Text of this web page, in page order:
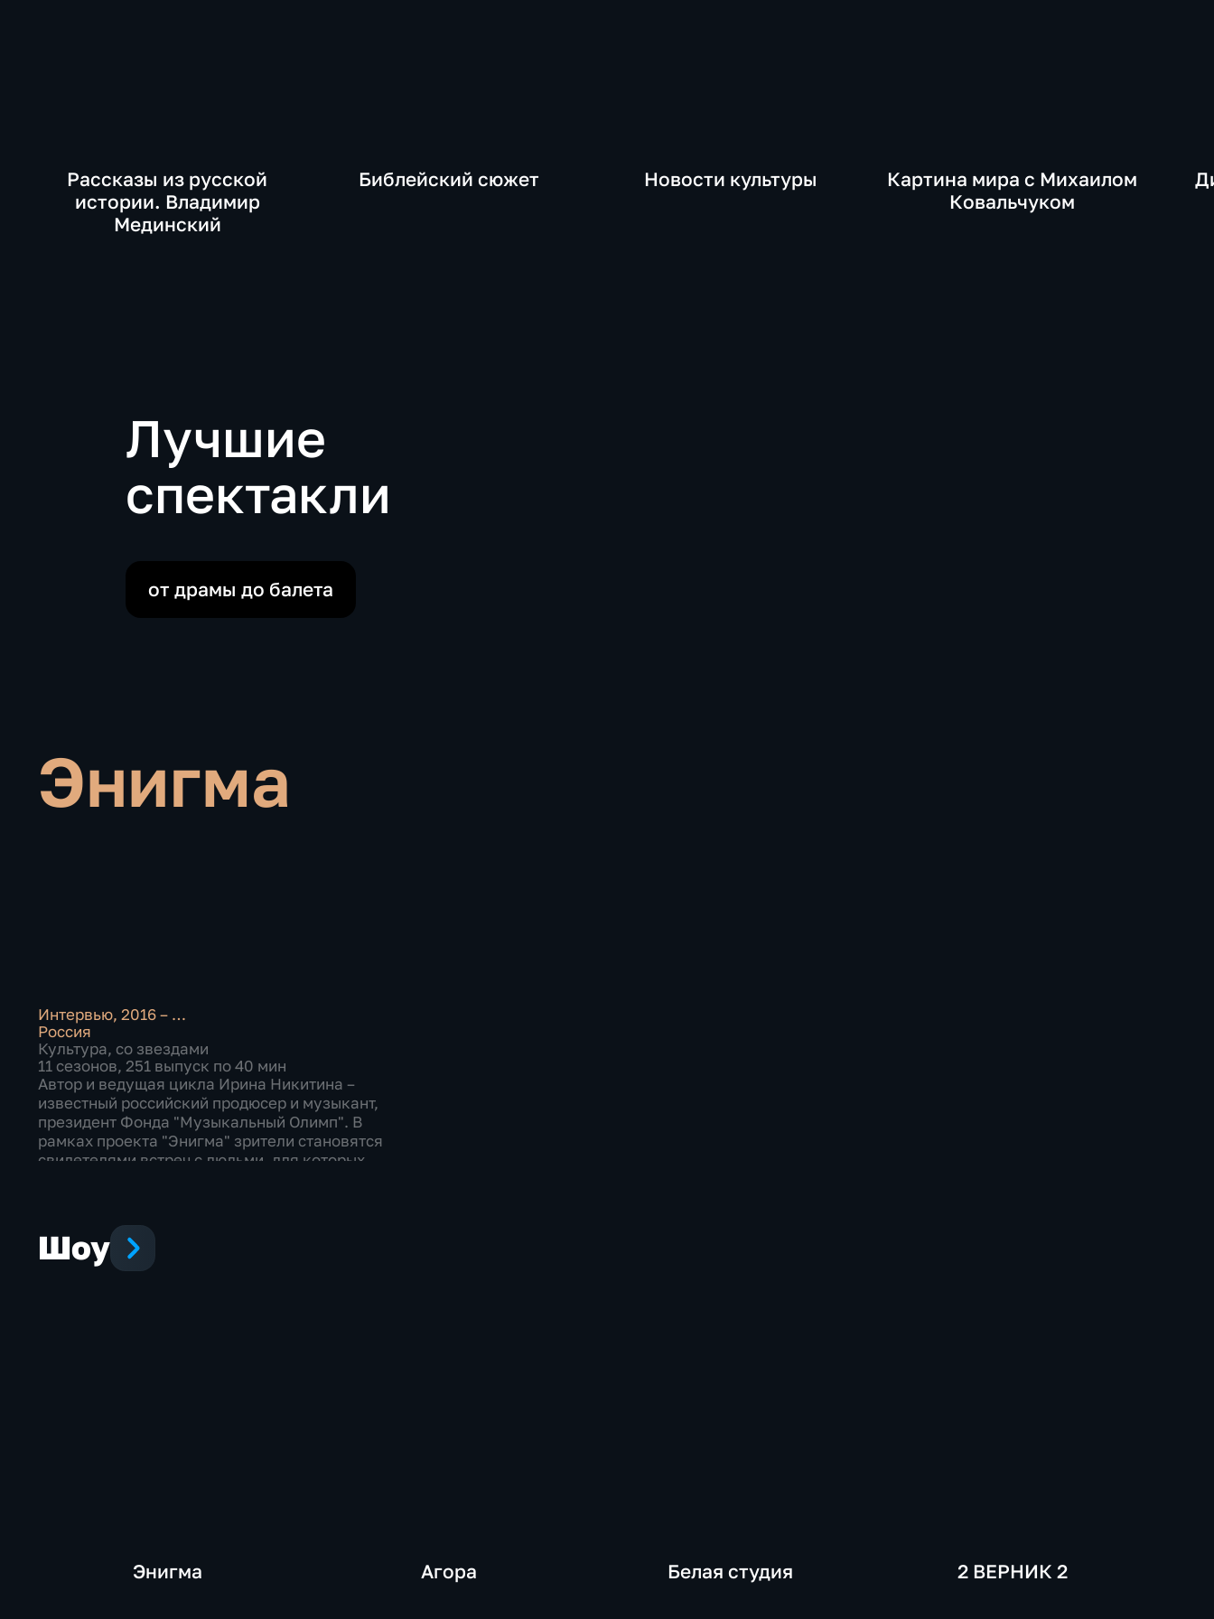
Рассказы из русской
истории. Владимир
Мединский
Библейский сюжет Новости культуры
Картина мира с Михаилом
Ковальчуком
Лучшие
спектакли
от драмы до балета
Энигма
Интервью, 2016 – …
Россия
Культура, со звездами
11 сезонов, 251 выпуск по 40 мин
Автор и ведущая цикла Ирина Никитина –
известный российский продюсер и музыкант,
президент Фонда "Музыкальный Олимп". В
рамках проекта "Энигма" зрители становятся
свидетелями встреч с людьми, для которых
Шоу
Энигма Агора Белая студия 2 ВЕРНИК 2